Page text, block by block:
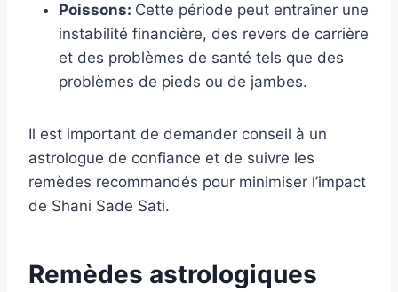
Poissons: Cette période peut entraîner une
instabilité financière, des revers de carrière
et des problèmes de santé tels que des
problèmes de pieds ou de jambes.
Il est important de demander conseil à un
astrologue de confiance et de suivre les
remèdes recommandés pour minimiser l’impact
de Shani Sade Sati.
Remèdes astrologiques